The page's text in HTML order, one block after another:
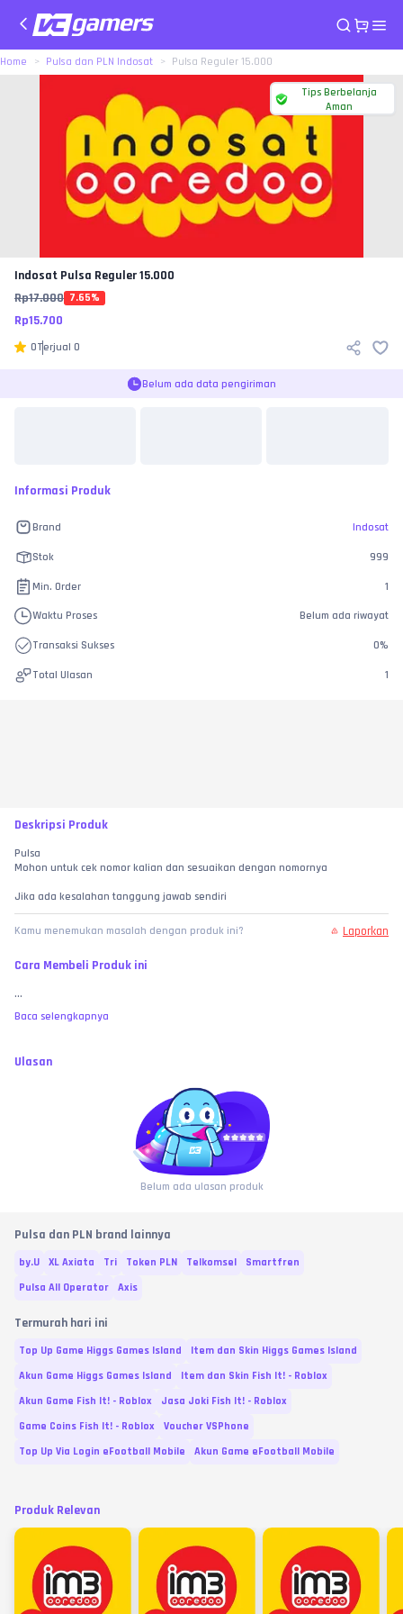
Home Pulsa dan PLN Indosat Pulsa Reguler 15.000
Tips Berbelanja
Aman
Indosat Pulsa Reguler 15.000
Rp17.000 7.65%
Rp15.700
0Terjual 0
Belum ada data pengiriman
Informasi Produk
Brand Indosat
Stok 999
Min. Order 1
Waktu Proses Belum ada riwayat
Transaksi Sukses 0%
Total Ulasan 1
Deskripsi Produk
Pulsa
Mohon untuk cek nomor kalian dan sesuaikan dengan nomornya
Jika ada kesalahan tanggung jawab sendiri
Kamu menemukan masalah dengan produk ini? Laporkan
Cara Membeli Produk ini
...
Baca selengkapnya
Ulasan
Belum ada ulasan produk
Pulsa dan PLN brand lainnya
by.U XL Axiata Tri Token PLN Telkomsel
Smartfren
Pulsa All Operator
Axis
Termurah hari ini
Top Up Game Higgs Games Island
Item dan Skin Higgs Games Island
Akun Game Higgs Games Island
Item dan Skin Fish It! - Roblox
Akun Game Fish It! - Roblox
Jasa Joki Fish It! - Roblox
Game Coins Fish It! - Roblox
Voucher VSPhone
Top Up Via Login eFootball Mobile
Akun Game eFootball Mobile
Produk Relevan